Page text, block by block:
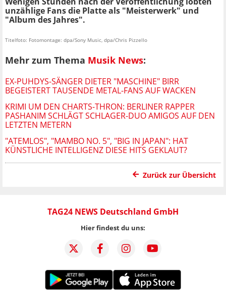
unzählige Fans die Platte als "Meisterwerk" und
"Album des Jahres".
Titelfoto: Fotomontage: dpa/Sony Music, dpa/Chris Pizzello
Mehr zum Thema Musik News:
EX-PUHDYS-SÄNGER DIETER "MASCHINE" BIRR
BEGEISTERT TAUSENDE METAL-FANS AUF WACKEN
KRIMI UM DEN CHARTS-THRON: BERLINER RAPPER
PASHANIM SCHLÄGT SCHLAGER-DUO AMIGOS AUF DEN
LETZTEN METERN
"ATEMLOS", "MAMBO NO. 5", "BIG IN JAPAN": HAT
KÜNSTLICHE INTELLIGENZ DIESE HITS GEKLAUT?
Zurück zur Übersicht
TAG24 NEWS Deutschland GmbH
Hier findest du uns: